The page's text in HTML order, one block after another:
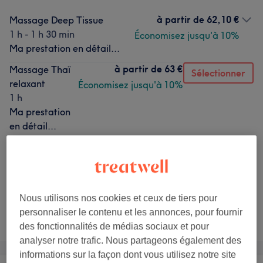
Massage Deep Tissue
1 h - 1 h 30 min
Ma prestation en détail...
à partir de 62,10 €
Économisez jusqu'à 10%
Massage Thaï
relaxant
1 h
Ma prestation
en détail...
à partir de 63 €
Économisez jusqu'à 10%
Sélectionner
Ma prestation en détail...
Économisez jusqu'à 10%
Ce n'est pas ce que vous recherchiez ?
Recherchez dans notre liste de prestations
Nous utilisons nos cookies et ceux de tiers pour
personnaliser le contenu et les annonces, pour fournir
des fonctionnalités de médias sociaux et pour
analyser notre trafic. Nous partageons également des
informations sur la façon dont vous utilisez notre site